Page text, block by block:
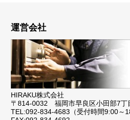
運営会社
HIRAKU株式会社
〒814-0032 福岡市早良区小田部7丁
TEL:092-834-4683（受付時間9:00～